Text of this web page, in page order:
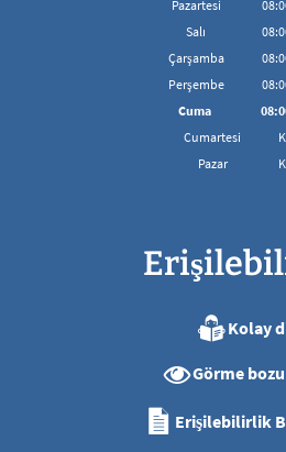
Pazartesi 08:
Salı 08:
Çarşamba 08:
Perşembe 08:
Cuma 08:
Cumartesi
Pazar
Kolay
Görme
Erişilebilirlik